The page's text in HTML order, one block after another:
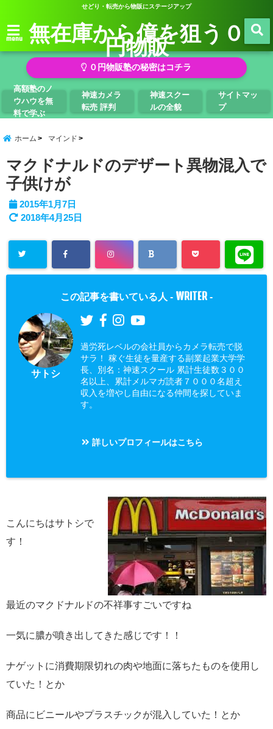
せどり・転売から物販にステージアップ
menu 無在庫から億を狙う０
円物販
０円物販塾の秘密はコチラ
高額塾のノ
ウハウを無
料で学ぶ
神速カメラ
転売 評判
神速スクー
ルの全貌
サイトマッ
プ
ホーム マインド
マクドナルドのデザート異物混入で
子供けが
2015年1月7日
2018年4月25日
この記事を書いている人 - WRITER -
サトシ
過労死レベルの会社員からカメラ転売で脱
サラ！ 稼ぐ生徒を量産する副業起業大学学
長、別名：神速スクール 累計生徒数３００
名以上、累計メルマガ読者７０００名超え
収入を増やし自由になる仲間を探していま
す。
詳しいプロフィールはこちら
こんにちはサトシで
す！
最近のマクドナルドの不祥事すごいですね
一気に膿が噴き出してきた感じです！！
ナゲットに消費期限切れの肉や地面に落ちたものを使用し
ていた！とか
商品にビニールやプラスチックが混入していた！とか